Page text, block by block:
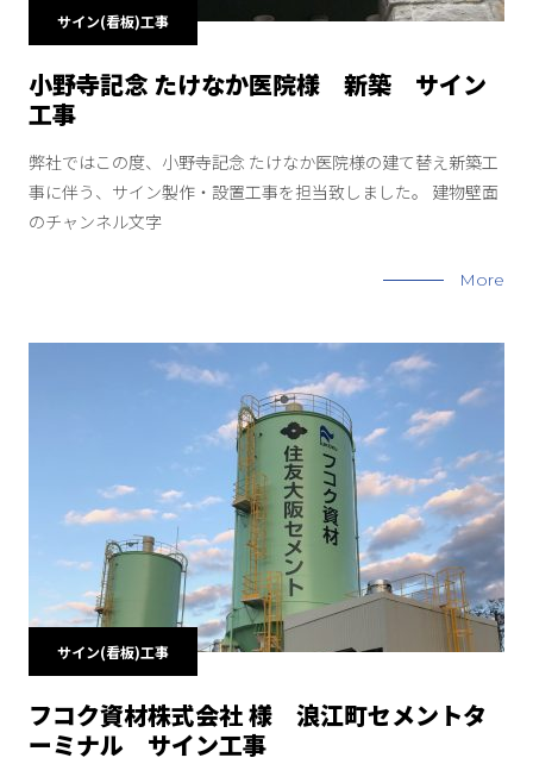
サイン(看板)工事
小野寺記念 たけなか医院様 新築 サイン
工事
弊社ではこの度、小野寺記念 たけなか医院様の建て替え新築工
事に伴う、サイン製作・設置工事を担当致しました。 建物壁面
のチャンネル文字
More
サイン(看板)工事
フコク資材株式会社 様 浪江町セメントタ
ーミナル サイン工事